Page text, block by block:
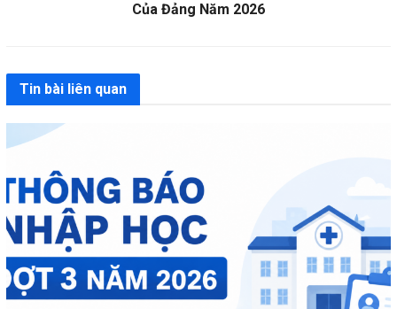
Của Đảng Năm 2026
Tin bài liên quan